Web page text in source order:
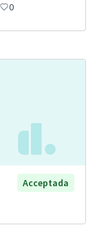
0
Acceptada